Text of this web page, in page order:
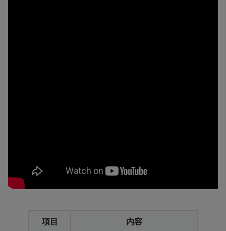
項目 内容